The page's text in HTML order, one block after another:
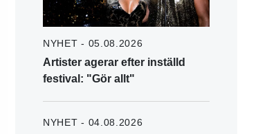
NYHET - 05.08.2026
Artister agerar efter inställd
festival: "Gör allt"
NYHET - 04.08.2026